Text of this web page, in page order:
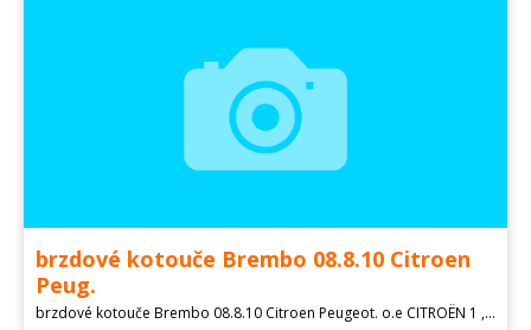
brzdové kotouče Brembo 08.8.10 Citroen
Peug.
brzdové kotouče Brembo 08.8.10 Citroen Peugeot. o.e CITROËN 1 , 1613191280 , 1618890380 , 4246R4 , 424982 , E169020 PEUGEOT 1613191280 , 1618890380 , 4246R2 , E169020 Doplňující výrobek/info 2 se šrouby Vnější průměr [mm] 266 mm Výška [mm] 27 mm Počet děr 4 typ brzdového kotouče plný Centrovací průměr [mm] 66 mm Síla brzdového kotouče [mm] 13 mm Utahovací moment [Nm] 90 Nm Minimální tloušťka [mm] 11 mm. Vhodné pro Berlingo, C-ELYSEE.C2,C3.C4, Peugeot P301,Partner, Nové , nepoužité, cena za pár